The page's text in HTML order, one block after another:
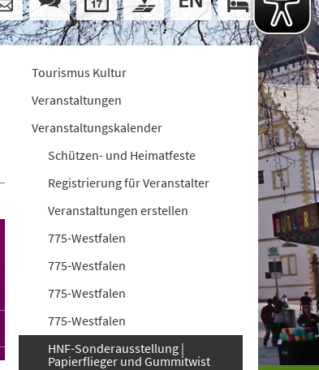
Tourismus Kultur
Veranstaltungen
Veranstaltungskalender
Schützen- und Heimatfeste
Registrierung für Veranstalter
Veranstaltungen erstellen
775-Westfalen
775-Westfalen
775-Westfalen
775-Westfalen
HNF-Sonderausstellung |
Papierflieger und Gummitwist